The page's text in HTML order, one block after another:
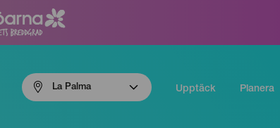
La Palma Upptäck Planera